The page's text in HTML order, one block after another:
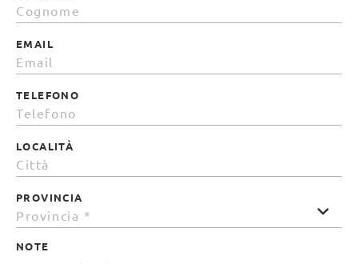
EMAIL
TELEFONO
LOCALITÀ
PROVINCIA
NOTE